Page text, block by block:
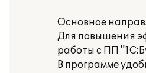
Основное
Для повышения
работы с ПП
В программе